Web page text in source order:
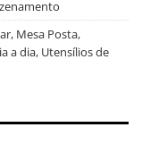
, Mesa Posta,
a dia, Utensílios de